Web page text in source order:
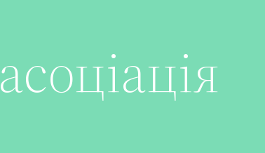
асоціація